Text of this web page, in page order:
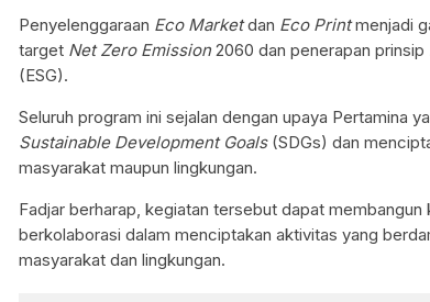
Penyelenggaraan Eco Marketdan Eco Printmenjadi
target Net Zero Emission 2060 dan penerapan prinsip
(ESG).
Seluruh program ini sejalan dengan upaya Pertamina
Sustainable Development Goals(SDGs) dan
masyarakat maupun lingkungan.
Fadjar berharap, kegiatan tersebut dapat membangun
berkolaborasi dalam menciptakan aktivitas yang
masyarakat dan lingkungan.